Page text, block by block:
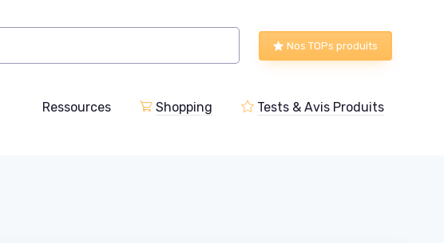
Nos TOPs produits
Ressources Shopping Tests & Avis Produits